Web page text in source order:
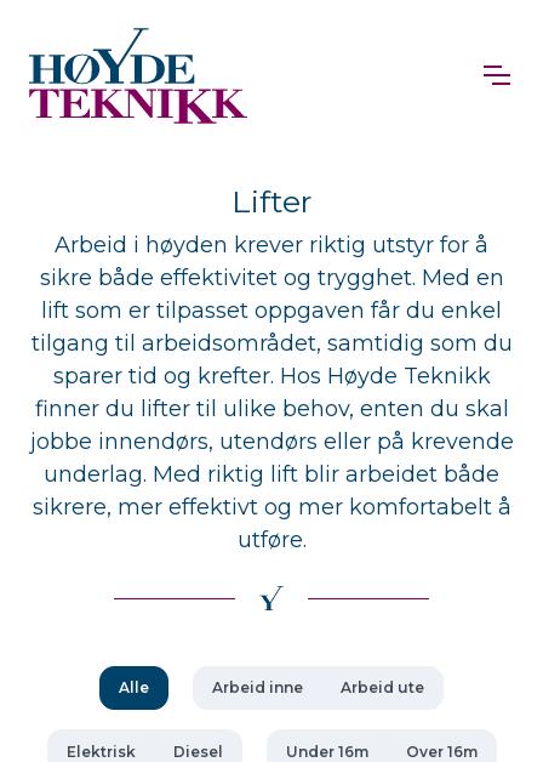
Lifter
Arbeid i høyden krever riktig utstyr for å
sikre både effektivitet og trygghet. Med en
lift som er tilpasset oppgaven får du enkel
tilgang til arbeidsområdet, samtidig som du
sparer tid og krefter. Hos Høyde Teknikk
finner du lifter til ulike behov, enten du skal
jobbe innendørs, utendørs eller på krevende
underlag. Med riktig lift blir arbeidet både
sikrere, mer effektivt og mer komfortabelt å
utføre.
Alle Arbeid inne Arbeid ute
Elektrisk Diesel Under 16m Over 16m